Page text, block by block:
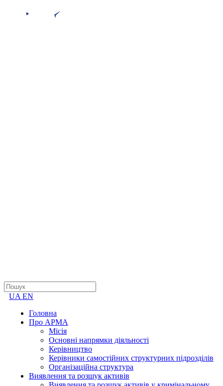
UA EN
Головна
Про АРМА
Місія
Основні напрямки діяльності
Керівництво
Керівники самостійних структурних підрозділів
Організаційна структура
Виявлення та розшук активів